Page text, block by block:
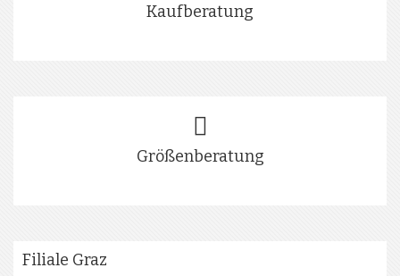
Kaufberatung
Größenberatung
Filiale Graz